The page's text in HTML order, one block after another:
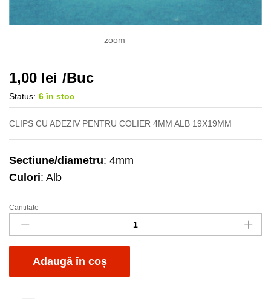
zoom
1,00 lei /Buc
Status: 6 în stoc
CLIPS CU ADEZIV PENTRU COLIER 4MM ALB 19X19MM
Sectiune/diametru: 4mm
Culori: Alb
Clips
adeziv
CM-
19S
colier
Cantitate
Adaugă în coș